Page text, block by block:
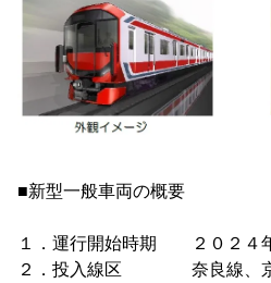
■新型一般車両の概要
１．運行開始時期 ２０２４年
２．投入線区 奈良線、京